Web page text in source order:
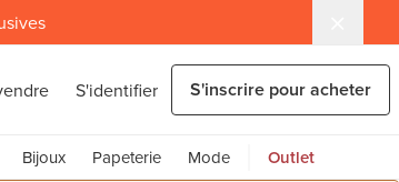
S'identifier S'inscrire pour acheter
Bijoux Papeterie Mode Outlet